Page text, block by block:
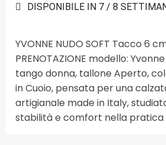
DISPONIBILE IN 7 / 8
YVONNE NUDO SOFT Tacco 6
PRENOTAZIONE modello:
tango donna, tallone Aperto,
in Cuoio, pensata per una
artigianale made in Italy,
stabilità e comfort nella pratica